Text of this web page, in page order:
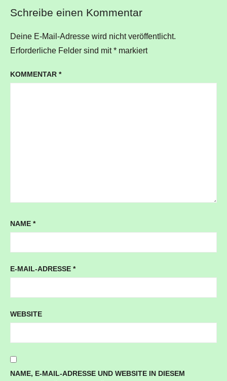
Schreibe einen Kommentar
Deine E-Mail-Adresse wird nicht veröffentlicht.
Erforderliche Felder sind mit* markiert
KOMMENTAR *
NAME *
E-MAIL-ADRESSE *
WEBSITE
NAME, E-MAIL-ADRESSE UND WEBSITE IN DIESEM